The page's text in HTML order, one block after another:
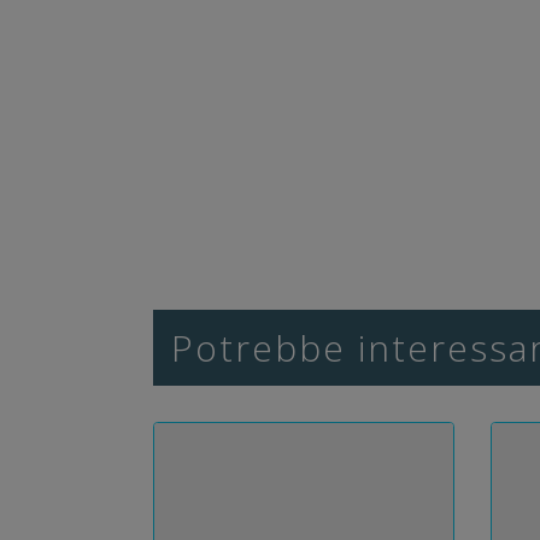
Potrebbe